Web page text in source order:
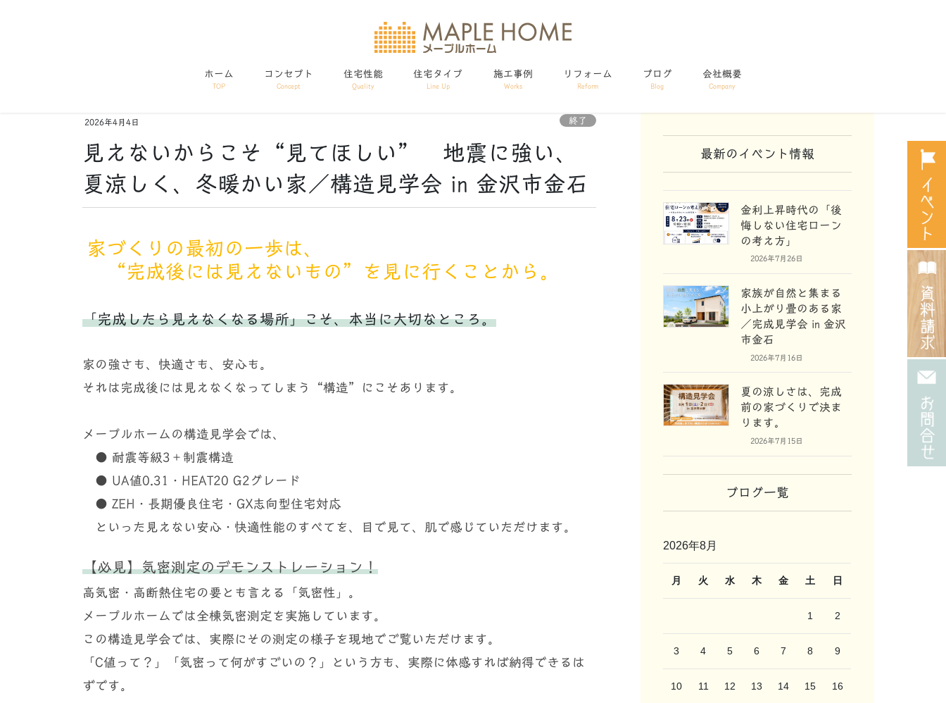
ホーム
TOP
コンセプト
Concept
住宅性能
Quality
住宅タイプ
Line Up
施工事例
Works
リフォーム
Reform
ブログ
Blog
会社概要
Company
2026年4月4日 終了
見えないからこそ“見てほしい” 地震に強い、
夏涼しく、冬暖かい家／構造見学会 in 金沢市金石
家づくりの最初の一歩は、
“完成後には見えないもの”を見に行くことから。
「完成したら見えなくなる場所」こそ、本当に大切なところ。
家の強さも、快適さも、安心も。
それは完成後には見えなくなってしまう“構造”にこそあります。
メープルホームの構造見学会では、
● 耐震等級3＋制震構造
● UA値0.31・HEAT20 G2グレード
● ZEH・長期優良住宅・GX志向型住宅対応
といった見えない安心・快適性能のすべてを、目で見て、肌で感じていただけます。
【必見】気密測定のデモンストレーション！
高気密・高断熱住宅の要とも言える「気密性」。
メープルホームでは全棟気密測定を実施しています。
この構造見学会では、実際にその測定の様子を現地でご覧いただけます。
「C値って？」「気密って何がすごいの？」という方も、実際に体感すれば納得できるは
ずです。
最新のイベント情報
金利上昇時代の「後
悔しない住宅ローン
の考え方」
2026年7月26日
家族が自然と集まる
小上がり畳のある家
／完成見学会 in 金沢
市金石
2026年7月16日
夏の涼しさは、完成
前の家づくりで決ま
ります。
2026年7月15日
ブログ一覧
2026年8月
月 火 水 木 金 土 日
1 2
3 4 5 6 7 8 9
10 11 12 13 14 15 16